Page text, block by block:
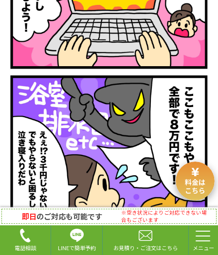
料金は
こちら
即日のご対応も可能です
※空き状況によりご対応できない場
合もございます
電話相談 LINEで簡単予約 お見積り・ご注文はこちら